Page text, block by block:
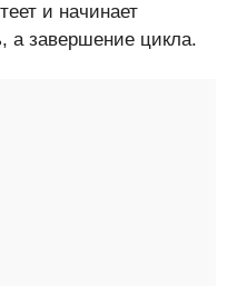
и начинает
а завершение цикла.